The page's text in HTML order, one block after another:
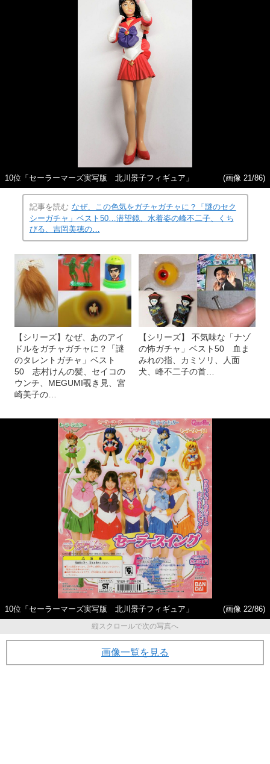
10位「セーラーマーズ実写版 北川景子フィギュア」 (画像 21/86)
記事を読む なぜ、この色気をガチャガチャに？「謎のセク
シーガチャ」ベスト50…潜望鏡、水着姿の峰不二子、くち
びる、吉岡美穂の…
【シリーズ】なぜ、あのアイ
ドルをガチャガチャに？「謎
のタレントガチャ」ベスト
50 志村けんの髪、セイコの
ウンチ、MEGUMI覗き見、宮
崎美子の…
【シリーズ】 不気味な「ナゾ
の怖ガチャ」ベスト50 血ま
みれの指、カミソリ、人面
犬、峰不二子の首…
10位「セーラーマーズ実写版 北川景子フィギュア」
(画像 22/86)
縦スクロールで次の写真へ
画像一覧を見る